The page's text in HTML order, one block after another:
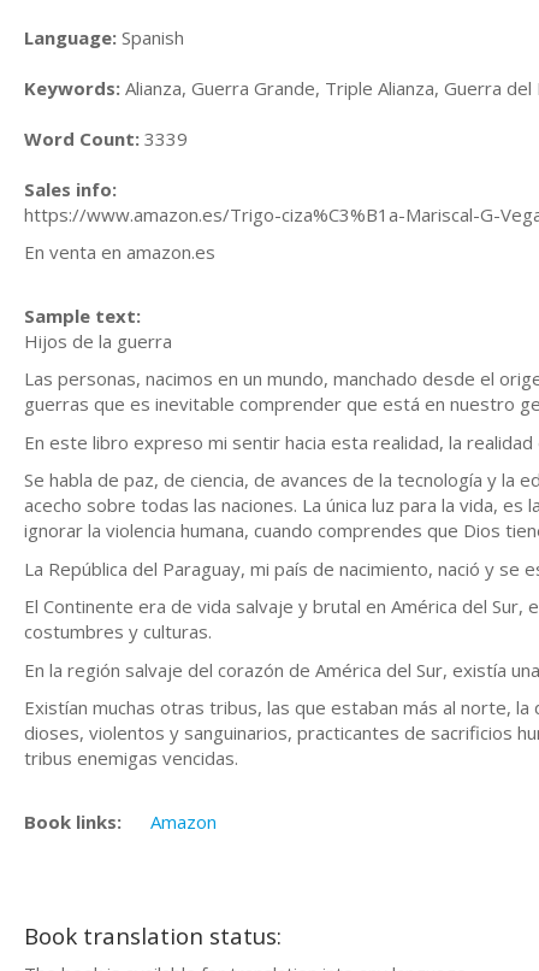
Language: Spanish
Keywords: Alianza, Guerra Grande, Triple Alianza, Guerra
Word Count: 3339
Sales info:
https://www.amazon.es/Trigo-ciza%C3%B1a-Mariscal-G-
En venta en amazon.es
Sample text:
Hijos de la guerra
Las personas, nacimos en un mundo, manchado desde el
guerras que es inevitable comprender que está en nuestro
En este libro expreso mi sentir hacia esta realidad, la
Se habla de paz, de ciencia, de avances de la tecnología y la
acecho sobre todas las naciones. La única luz para la vida,
ignorar la violencia humana, cuando comprendes que Dios
La República del Paraguay, mi país de nacimiento, nació y
El Continente era de vida salvaje y brutal en América del
costumbres y culturas.
En la región salvaje del corazón de América del Sur, existía
Existían muchas otras tribus, las que estaban más al norte,
dioses, violentos y sanguinarios, practicantes de sacrificios
tribus enemigas vencidas.
Book links: Amazon
Book translation status: